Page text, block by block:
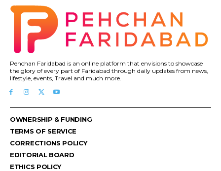
Pehchan Faridabad is an online platform that envisions to showcase
the glory of every part of Faridabad through daily updates from news,
lifestyle, events, Travel and much more.
OWNERSHIP & FUNDING
TERMS OF SERVICE
CORRECTIONS POLICY
EDITORIAL BOARD
ETHICS POLICY